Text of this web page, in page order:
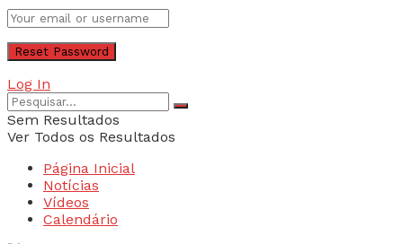
Log In
Sem Resultados
Ver Todos os Resultados
Página Inicial
Notícias
Vídeos
Calendário